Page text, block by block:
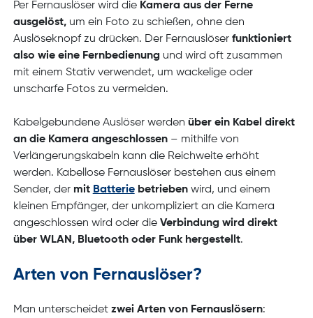
Per Fernauslöser wird die Kamera aus der Ferne
ausgelöst,um ein Foto zu schießen, ohne den
Auslöseknopf zu drücken. Der Fernauslöser funktioniert
also wie eine Fernbedienung und wird oft zusammen
mit einem Stativ verwendet, um wackelige oder
unscharfe Fotos zu vermeiden.
Kabelgebundene Auslöser werden über ein Kabel direkt
an die Kamera angeschlossen– mithilfe von
Verlängerungskabeln kann die Reichweite erhöht
werden. Kabellose Fernauslöser bestehen aus einem
Sender, der mit Batteriebetriebenwird, und einem
kleinen Empfänger, der unkompliziert an die Kamera
angeschlossen wird oder die Verbindung wird direkt
über WLAN, Bluetooth oder Funk hergestellt.
Arten von Fernauslöser?
Man unterscheidet zwei Arten von Fernauslösern: